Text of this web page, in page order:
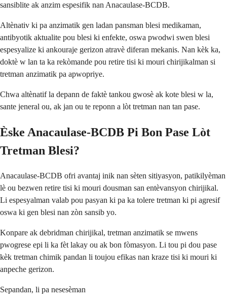
sansiblite ak anzim espesifik nan Anacaulase-BCDB.
Altènativ ki pa anzimatik gen ladan pansman blesi medikaman,
antibyotik aktualite pou blesi ki enfekte, oswa pwodwi swen blesi
espesyalize ki ankouraje gerizon atravè diferan mekanis. Nan kèk ka,
doktè w lan ta ka rekòmande pou retire tisi ki mouri chirijikalman si
tretman anzimatik pa apwopriye.
Chwa altènatif la depann de faktè tankou gwosè ak kote blesi w la,
sante jeneral ou, ak jan ou te reponn a lòt tretman nan tan pase.
Èske Anacaulase-BCDB Pi Bon Pase Lòt
Tretman Blesi?
Anacaulase-BCDB ofri avantaj inik nan sèten sitiyasyon, patikilyèman
lè ou bezwen retire tisi ki mouri dousman san entèvansyon chirijikal.
Li espesyalman valab pou pasyan ki pa ka tolere tretman ki pi agresif
oswa ki gen blesi nan zòn sansib yo.
Konpare ak debridman chirijikal, tretman anzimatik se mwens
pwogrese epi li ka fèt lakay ou ak bon fòmasyon. Li tou pi dou pase
kèk tretman chimik pandan li toujou efikas nan kraze tisi ki mouri ki
anpeche gerizon.
Sepandan, li pa nesesèman